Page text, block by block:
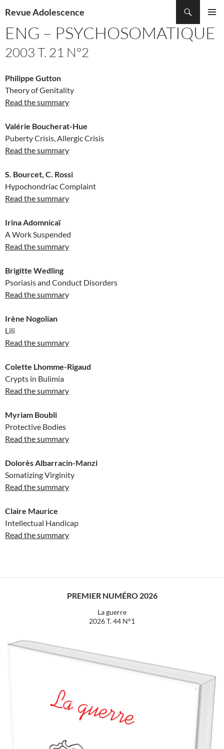
Revue Adolescence
MENU
AU
CONTENU
ENG – PSYCHOSOMATIQUE
2003 T. 21 N°2
Philippe Gutton
Theory of Genitality
Read the summary
Valérie Boucherat-Hue
Puberty Crisis, Allergic Crisis
Read the summary
S. Bourcet, C. Rossi
Hypochondriac Complaint
Read the summary
Irina Adomnicaï
A Work Suspended
Read the summary
Brigitte Wedling
Psoriasis and Conduct Disorders
Read the summary
Irène Nogolian
Lili
Read the summary
Colette Lhomme-Rigaud
Crypts in Bulimia
Read the summary
Myriam Boubli
Protective Bodies
Read the summary
Dolorès Albarracin-Manzi
Somatizing Virginity
Read the summary
Claire Maurice
Intellectual Handicap
Read the summary
PREMIER NUMÉRO 2026
La guerre
2026 T. 44 N°1